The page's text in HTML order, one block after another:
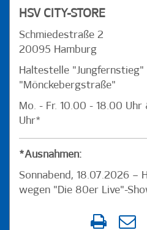
HSV CITY-STORE
Schmiedestraße 2
20095 Hamburg
Haltestelle
"Mönckebergstraße"
Mo. - Fr. 10.00 - 18.00 Uhr
Uhr*
*Ausnahmen:
Sonnabend, 18.07.2026 –
wegen "Die 80er Live"-